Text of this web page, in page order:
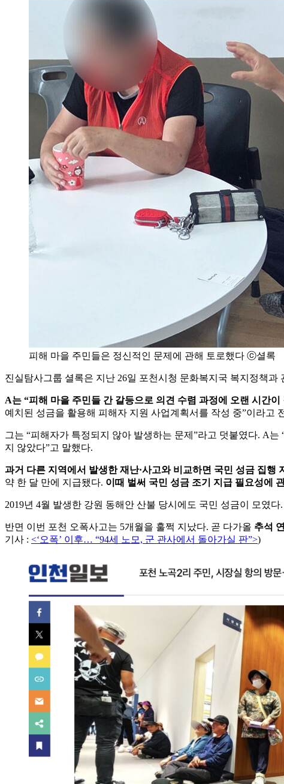
피해 마을 주민들은 정신적인 문제에 관해 토로했다 ⓒ셜록
진실탐사그룹 셜록은 지난 26일 포천시청 문화복지국 복지정책과
A는 “피해 마을 주민들 간 갈등으로 의견 수렴 과정에 오랜 시간이
예치된 성금을 활용해 피해자 지원 사업계획서를 작성 중”이라고
그는 “피해자가 특정되지 않아 발생하는 문제”라고 덧붙였다. A
지 않았다”고 말했다.
과거 다른 지역에서 발생한 재난·사고와 비교하면 국민 성금 집행
약 한 달 만에 지급됐다. 이때 벌써 국민 성금 조기 지급 필요성에
2019년 4월 발생한 강원 동해안 산불 당시에도 국민 성금이 모였
반면 이번 포천 오폭사고는 5개월을 훌쩍 지났다. 곧 다가올 추석
기사 : <‘오폭’ 이후… “94세 노모, 군 관사에서 돌아가실 판”>)